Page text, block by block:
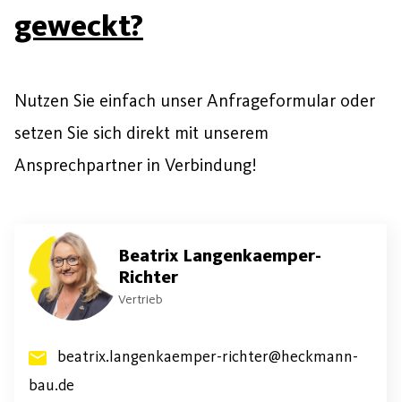
geweckt?
Nutzen Sie einfach unser Anfrageformular oder
setzen Sie sich direkt mit unserem
Ansprechpartner in Verbindung!
Beatrix Langenkaemper-
Richter
Vertrieb
beatrix.langenkaemper-richter@heckmann-
bau.de